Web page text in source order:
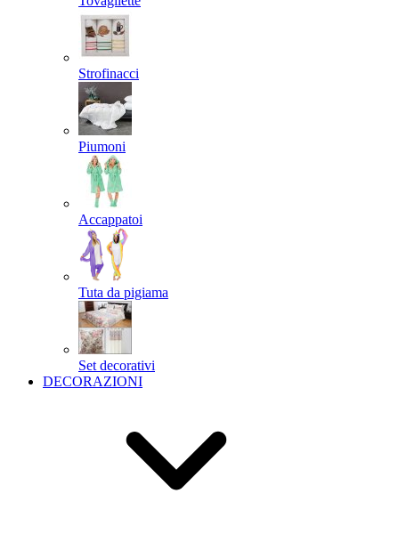
Strofinacci
Piumoni
Accappatoi
Tuta da pigiama
Set decorativi
DECORAZIONI